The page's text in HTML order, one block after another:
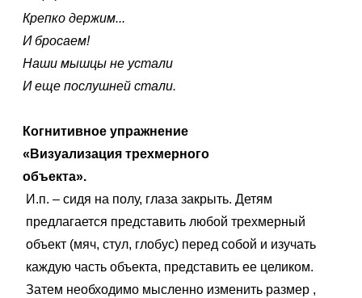
Крепко держим...
И бросаем!
Наши мышцы не устали
И еще послушней стали.
Когнитивное упражнение
«Визуализация трехмерного
объекта».
И.п. – сидя на полу, глаза закрыть. Детям
предлагается представить любой трехмерный
объект (мяч, стул, глобус) перед собой и изучать
каждую часть объекта, представить ее целиком.
Затем необходимо мысленно изменить размер ,